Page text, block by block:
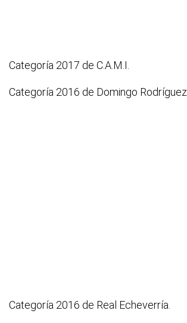
Categoría 2017 de C.A.M.I.
Categoría 2016 de Domingo Rodríguez.
Categoría 2016 de Real Echeverría.